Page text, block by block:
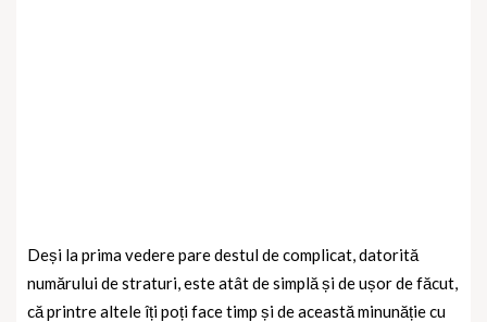
Deși la prima vedere pare destul de complicat, datorită
numărului de straturi, este atât de simplă și de ușor de făcut,
că printre altele îți poți face timp și de această minunăție cu